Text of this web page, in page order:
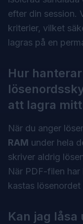
efter din session.
kriterier, vilket
lagras på en
Hur
att lagra
När du anger
RAM under hela
skriver aldrig
När PDF-filen
kastas lösenordet
Kan jag låsa